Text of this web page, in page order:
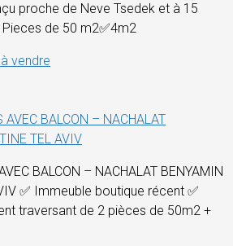
proche de Neve Tsedek et à 15
de 50 m2✅4m2
vendre
AVEC BALCON – NACHALAT
TEL AVIV
BALCON – NACHALAT BENYAMIN
✅ Immeuble boutique récent ✅
traversant de 2 pièces de 50m2 +